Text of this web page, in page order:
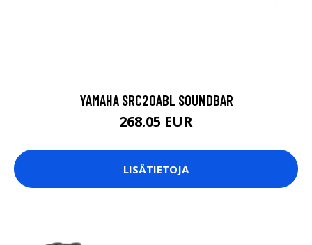
YAMAHA SRC20ABL SOUNDBAR
268.05 EUR
LISÄTIETOJA